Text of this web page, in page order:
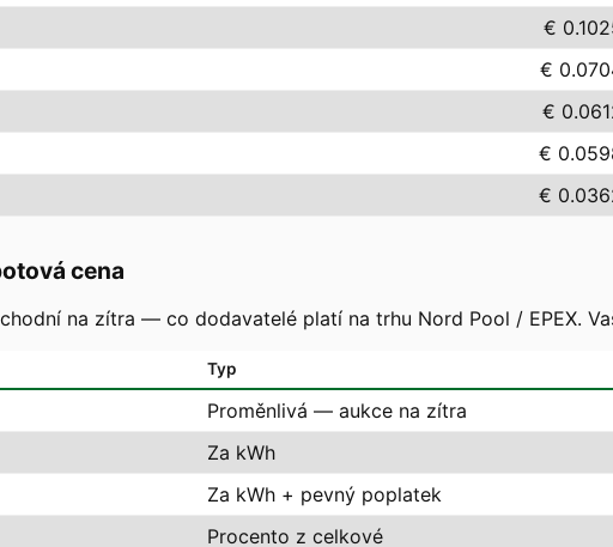
€
€
€
€
€
cena
na zítra — co dodavatelé platí na trhu Nord Pool / EPEX.
Typ
Proměnlivá — aukce na zítra
Za kWh
Za kWh + pevný poplatek
Procento z celkové